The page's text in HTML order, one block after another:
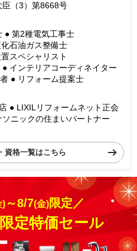
（3）第8668号
● 第2種電気工事士
石油ガス整備士
スペシャリスト
● インテリアコーディネイター
● リフォーム提案士
● LIXILリフォームネット正会
ニックの住まいパートナー
資格一覧はこちら
)～8/7(金)限定／
定特価セール